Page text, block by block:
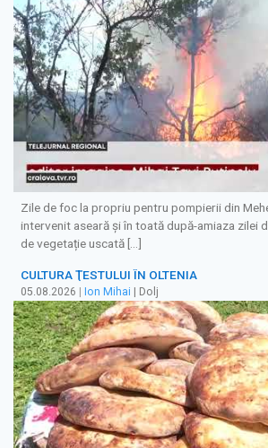
Zile de foc la propriu pentru pompierii din
intervenit aseară și în toată după-amiaza zilei
de vegetație uscată […]
CULTURA ŢESTULUI ÎN OLTENIA
05.08.2026 | Ion Mihai | Dolj